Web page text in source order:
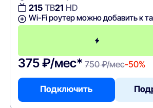
215ТВ21 HD
Wi-Fi роутер можно добавить к
375 ₽/мес* 750 ₽/мес-50%
Подключить